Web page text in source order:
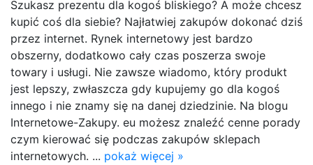
Szukasz prezentu dla kogoś bliskiego? A może chcesz
kupić coś dla siebie? Najłatwiej zakupów dokonać dziś
przez internet. Rynek internetowy jest bardzo
obszerny, dodatkowo cały czas poszerza swoje
towary i usługi. Nie zawsze wiadomo, który produkt
jest lepszy, zwłaszcza gdy kupujemy go dla kogoś
innego i nie znamy się na danej dziedzinie. Na blogu
Internetowe-Zakupy. eu możesz znaleźć cenne porady
czym kierować się podczas zakupów sklepach
internetowych. ... pokaż więcej »